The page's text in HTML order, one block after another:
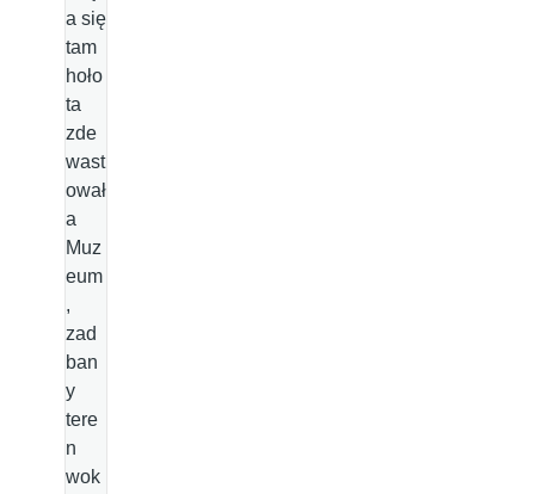
a się
tam
hoło
ta
zde
wast
ował
a
Muz
eum
,
zad
ban
y
tere
n
wok